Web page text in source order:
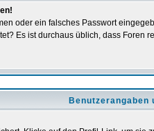
oder ein falsches Passwort
Es ist durchaus üblich, dass
Benutzerangaben